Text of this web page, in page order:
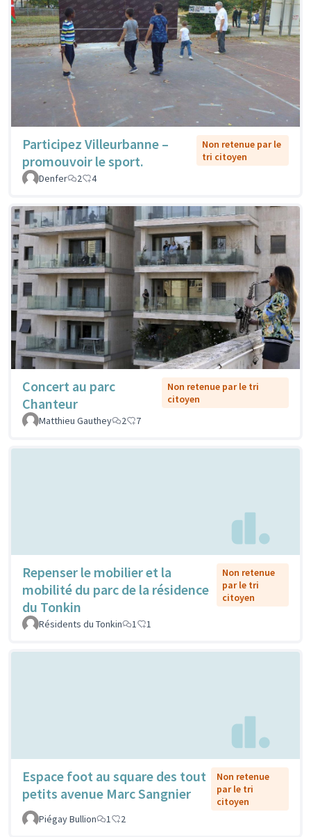
Participez Villeurbanne –
promouvoir le sport.
Non retenue par le
tri citoyen
Denfer
2 4
Concert au parc
Chanteur
Non retenue par le tri
citoyen
Matthieu Gauthey
2 7
Repenser le mobilier et la
mobilité du parc de la résidence
du Tonkin
Non retenue
par le tri
citoyen
Résidents du Tonkin 1 1
Espace foot au square des tout
petits avenue Marc Sangnier
Non retenue
par le tri
citoyen
Piégay Bullion
1 2